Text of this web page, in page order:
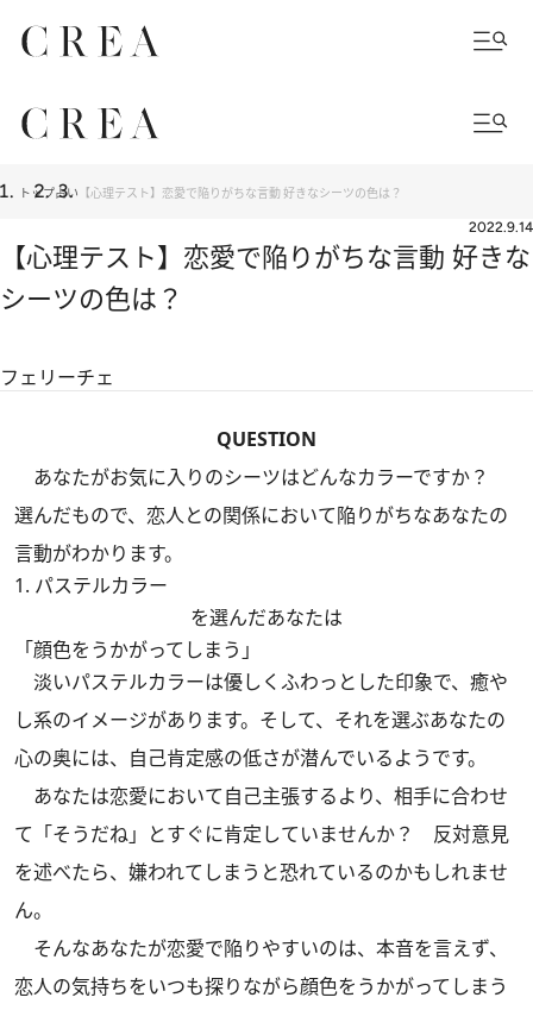
トップ占い 【心理テスト】恋愛で陥りがちな言動 好きなシーツの色は？
2022.9.14
【心理テスト】恋愛で陥りがちな言動 好きな
シーツの色は？
フェリーチェ
QUESTION
あなたがお気に入りのシーツはどんなカラーですか？
選んだもので、恋人との関係において陥りがちなあなたの
言動がわかります。
1. パステルカラー
を選んだあなたは
「顔色をうかがってしまう」
淡いパステルカラーは優しくふわっとした印象で、癒や
し系のイメージがあります。そして、それを選ぶあなたの
心の奥には、自己肯定感の低さが潜んでいるようです。
あなたは恋愛において自己主張するより、相手に合わせ
て「そうだね」とすぐに肯定していませんか？ 反対意見
を述べたら、嫌われてしまうと恐れているのかもしれませ
ん。
そんなあなたが恋愛で陥りやすいのは、本音を言えず、
恋人の気持ちをいつも探りながら顔色をうかがってしまう